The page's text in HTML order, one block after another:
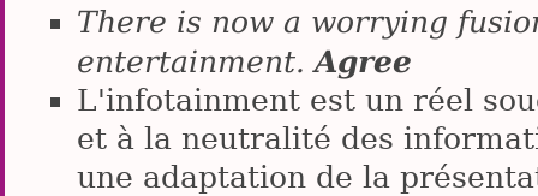
There is now a worrying
entertainment.Agree
L'infotainment est un réel
et à la neutralité des
une adaptation de la